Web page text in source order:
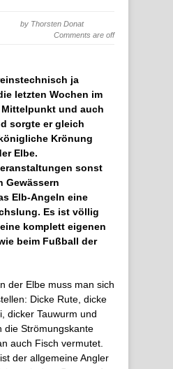
by Thorsten Donat
Comments are off
ja
letzten Wochen im
und auch
sorgte er gleich
Krönung
Elbe.
sonst
Gewässern
Elb-Angeln eine
Es ist völlig
komplett eigenen
beim Fußball der
der Elbe muss man sich
Dicke Rute, dicke
dicker Tauwurm und
die Strömungskante
auch Fisch vermutet.
der allgemeine Angler